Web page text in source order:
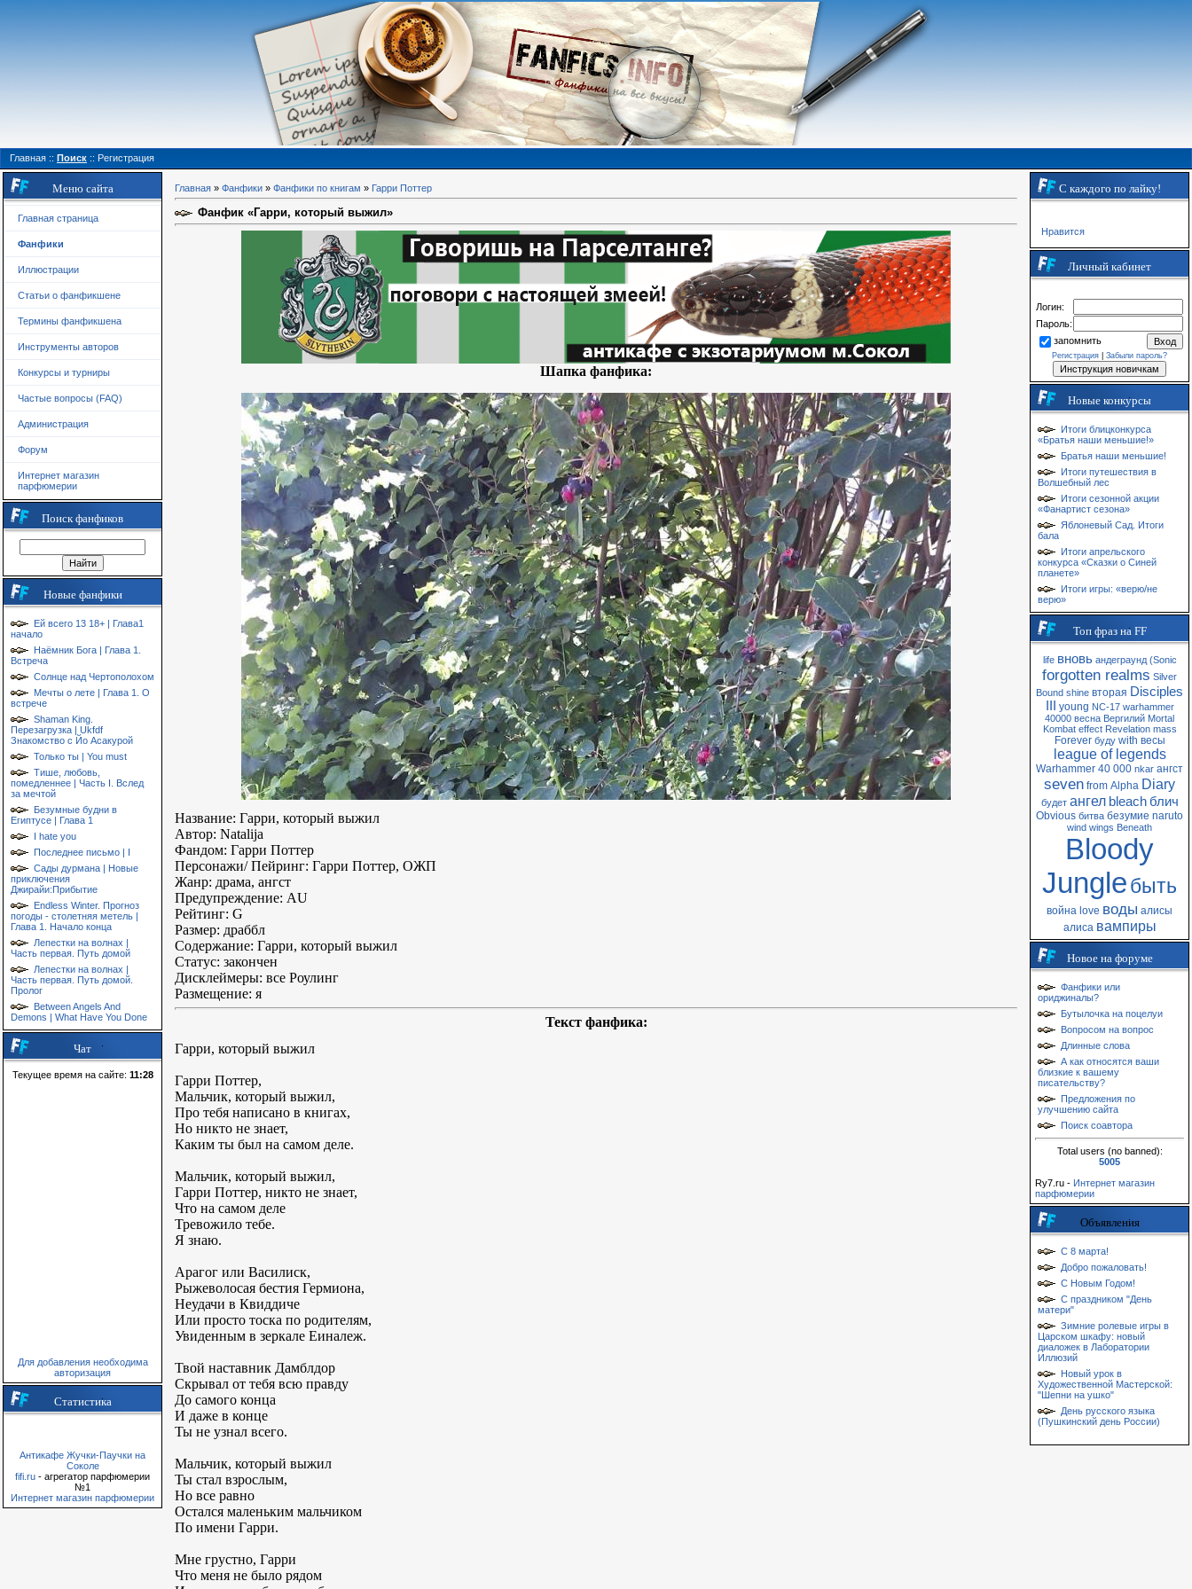
Главная :: Поиск :: Регистрация
Меню сайта
Главная страница
Фанфики
Иллюстрации
Статьи о фанфикшене
Термины фанфикшена
Инструменты авторов
Конкурсы и турниры
Частые вопросы (FAQ)
Администрация
Форум
Интернет магазин
парфюмерии
Поиск фанфиков
Новые фанфики
Ей всего 13 18+ | Глава1
начало
Наёмник Бога | Глава 1.
Встреча
Солнце над Чертополохом
Мечты о лете | Глава 1. О
встрече
Shaman King.
Перезагрузка | Ukfdf
Знакомство с Йо Асакурой
Только ты | You must
Тише, любовь,
помедленнее | Часть I. Вслед
за мечтой
Безумные будни в
Египтусе | Глава 1
I hate you
Последнее письмо | I
Сады дурмана | Новые
приключения
Джирайи:Прибытие
Endless Winter. Прогноз
погоды - столетняя метель |
Глава 1. Начало конца
Лепестки на волнах |
Часть первая. Путь домой
Лепестки на волнах |
Часть первая. Путь домой.
Пролог
Between Angels And
Demons | What Have You Done
Чат
Текущее время на сайте: 11:28
Для добавления необходима
авторизация
Статистика
Антикафе Жучки-Паучки на
Соколе
fifi.ru - агрегатор парфюмерии
№1
Интернет магазин парфюмерии
Главная » Фанфики » Фанфики по книгам » Гарри Поттер
Фанфик «Гарри, который выжил»
Шапка фанфика:
Название: Гарри, который выжил
Автор: Natalija
Фандом: Гарри Поттер
Персонажи/ Пейринг: Гарри Поттер, ОЖП
Жанр: драма, ангст
Предупреждение: AU
Рейтинг: G
Размер: драббл
Содержание: Гарри, который выжил
Статус: закончен
Дисклеймеры: все Роулинг
Размещение: я
Текст фанфика:
Гарри, который выжил
Гарри Поттер,
Мальчик, который выжил,
Про тебя написано в книгах,
Но никто не знает,
Каким ты был на самом деле.
Мальчик, который выжил,
Гарри Поттер, никто не знает,
Что на самом деле
Тревожило тебе.
Я знаю.
Арагог или Василиск,
Рыжеволосая бестия Гермиона,
Неудачи в Квиддиче
Или просто тоска по родителям,
Увиденным в зеркале Еиналеж.
Твой наставник Дамблдор
Скрывал от тебя всю правду
До самого конца
И даже в конце
Ты не узнал всего.
Мальчик, который выжил
Ты стал взрослым,
Но все равно
Остался маленьким мальчиком
По имени Гарри.
Мне грустно, Гарри
Что меня не было рядом
С каждого по лайку!
Нравится
Личный кабинет
Логин:
Пароль:
запомнить
Регистрация Забыли пароль?
Новые конкурсы
Итоги блицконкурса
«Братья наши меньшие!»
Братья наши меньшие!
Итоги путешествия в
Волшебный лес
Итоги сезонной акции
«Фанартист сезона»
Яблоневый Сад. Итоги
бала
Итоги апрельского
конкурса «Сказки о Синей
планете»
Итоги игры: «верю/не
верю»
Топ фраз на FF
life вновь андеграунд (Sonic
forgotten realms Silver
Bound shine вторая Disciples
young NC-17 warhammer
40000 весна Вергилий Mortal
Kombat effect Revelation mass
Forever буду with весы
league of legends
Warhammer 40 000 nkar ангст
seven from Alpha Diary
будет ангел bleach блич
Obvious битва безумие naruto
wind wings Beneath
Bloody
Jungleбыть
война love воды алисы
алиса вампиры
Новое на форуме
Фанфики или
ориджиналы?
Бутылочка на поцелуи
Вопросом на вопрос
Длинные слова
А как относятся ваши
близкие к вашему
писательству?
Предложения по
улучшению сайта
Поиск соавтора
Total users (no banned):
5005
Ry7.ru - Интернет магазин
парфюмерии
Объявления
С 8 марта!
Добро пожаловать!
С Новым Годом!
С праздником "День
матери"
Зимние ролевые игры в
Царском шкафу: новый
диаложек в Лаборатории
Иллюзий
Новый урок в
Художественной Мастерской:
"Шепни на ушко"
День русского языка
(Пушкинский день России)